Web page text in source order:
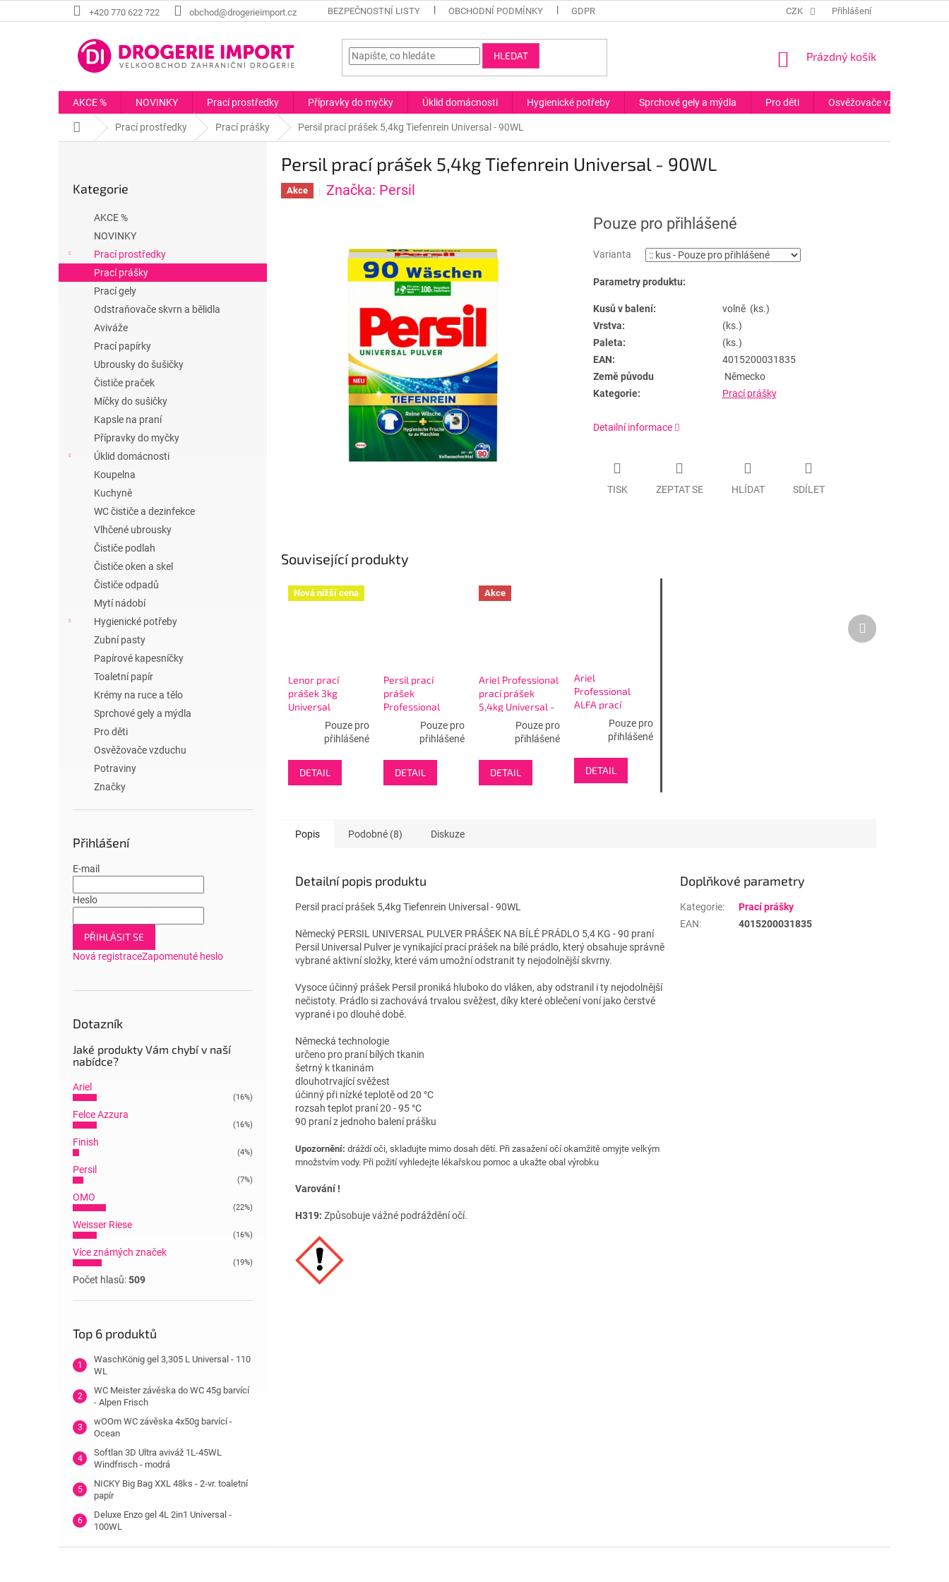
na
+420 770 622 722 obchod@drogerieimport.cz BEZPEČNOSTNÍ LISTY OBCHODNÍ PODMÍNKY GDPR CZK Přihlášení
HLEDAT
NÁKUPNÍ
Prázdný košík
AKCE % NOVINKY Prací prostředky Přípravky do myčky Úklid domácnosti Hygienické potřeby Sprchové gely a mýdla Pro děti Osvěžovače vzduchu
Domů Prací prostředky Prací prášky Persil prací prášek 5,4kg Tiefenrein Universal - 90WL
kategorie
Kategorie
AKCE %
NOVINKY
Prací prostředky
Prací prášky
Prací gely
Odstraňovače skvrn a bělidla
Aviváže
Prací papírky
Ubrousky do šušičky
Čističe praček
Míčky do sušičky
Kapsle na praní
Přípravky do myčky
Úklid domácnosti
Koupelna
Kuchyně
WC čističe a dezinfekce
Vlhčené ubrousky
Čističe podlah
Čističe oken a skel
Čističe odpadů
Mytí nádobí
Hygienické potřeby
Zubní pasty
Papírové kapesníčky
Toaletní papír
Krémy na ruce a tělo
Sprchové gely a mýdla
Pro děti
Osvěžovače vzduchu
Potraviny
Značky
Přihlášení
E-mail
Heslo
PŘIHLÁSIT SE
Nová registraceZapomenuté heslo
Dotazník
Jaké produkty Vám chybí v naší
nabídce?
Ariel
(16%)
Felce Azzura
(16%)
Finish
(4%)
Persil
(7%)
OMO
(22%)
Weisser Riese
(16%)
Více známých značek
(19%)
Počet hlasů:509
Top 6 produktů
WaschKönig gel 3,305 L Universal - 110
WL
WC Meister závěska do WC 45g barvící
- Alpen Frisch
wOOm WC závěska 4x50g barvící -
Ocean
Softlan 3D Ultra aviváž 1L-45WL
Windfrisch - modrá
NICKY Big Bag XXL 48ks - 2-vr. toaletní
papír
Deluxe Enzo gel 4L 2in1 Universal -
100WL
Persil prací prášek 5,4kg Tiefenrein Universal - 90WL
Akce Značka: Persil
Pouze pro přihlášené
Varianta
Parametry produktu:
Kusů v balení:
volně (ks.)
Vrstva:
(ks.)
Paleta:
(ks.)
EAN:
4015200031835
Země původu
Německo
Kategorie:
Prací prášky
Detailní informace
TISK ZEPTAT SE HLÍDAT SDÍLET
Související produkty
Nová nižší cena
Lenor prací
prášek 3kg
Universal
Aprilfrisch - 50WL
Pouze pro
přihlášené
DETAIL
Persil prací
prášek
Professional
7,8kg ColorPouze pro
přihlášené
DETAIL
Akce
Ariel Professional
prací prášek
5,4kg Universal -
Pouze pro
přihlášené
DETAIL
Ariel
Professional
ALFA prací
prášek 15kg
Universal
Pouze pro
přihlášené
DETAIL
Další
produkt
Popis Podobné (8) Diskuze
Detailní popis produktu
Persil prací prášek 5,4kg Tiefenrein Universal - 90WL
Německý PERSIL UNIVERSAL PULVER PRÁŠEK NA BÍLÉ PRÁDLO 5,4 KG - 90 praní
Persil Universal Pulver je vynikající prací prášek na bílé prádlo, který obsahuje správně
vybrané aktivní složky, které vám umožní odstranit ty nejodolnější skvrny.
Vysoce účinný prášek Persil proniká hluboko do vláken, aby odstranil i ty nejodolnější
nečistoty. Prádlo si zachovává trvalou svěžest, díky které oblečení voní jako čerstvě
vyprané i po dlouhé době.
Německá technologie
určeno pro praní bílých tkanin
šetrný k tkaninám
dlouhotrvající svěžest
účinný při nízké teplotě od 20 °C
rozsah teplot praní 20 - 95 °C
90 praní z jednoho balení prášku
Upozornění: dráždí oči, skladujte mimo dosah dětí. Při zasažení očí okamžitě omyjte velkým
množstvím vody. Při požití vyhledejte lékařskou pomoc a ukažte obal výrobku
Varování !
H319: Způsobuje vážné podráždění očí.
Doplňkové parametry
Kategorie:
Prací prášky
EAN: 4015200031835